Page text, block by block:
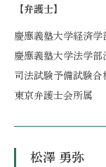
【弁護士】
慶應義塾大学経済
慶應義塾大学法学部
司法試験予備試験合
東京弁護士会所属
松澤 勇弥